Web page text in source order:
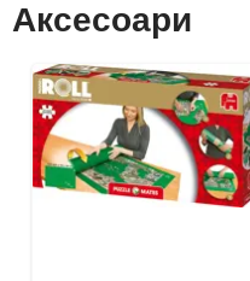
Аксесоари